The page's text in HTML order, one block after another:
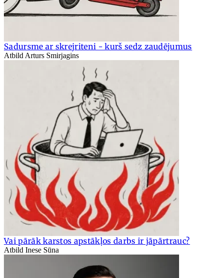
Sadursme ar skrejriteni - kurš sedz zaudējumus
Atbild Arturs Smirjagins
Vai pārāk karstos apstākļos darbs ir jāpārtrauc?
Atbild Inese Sūna